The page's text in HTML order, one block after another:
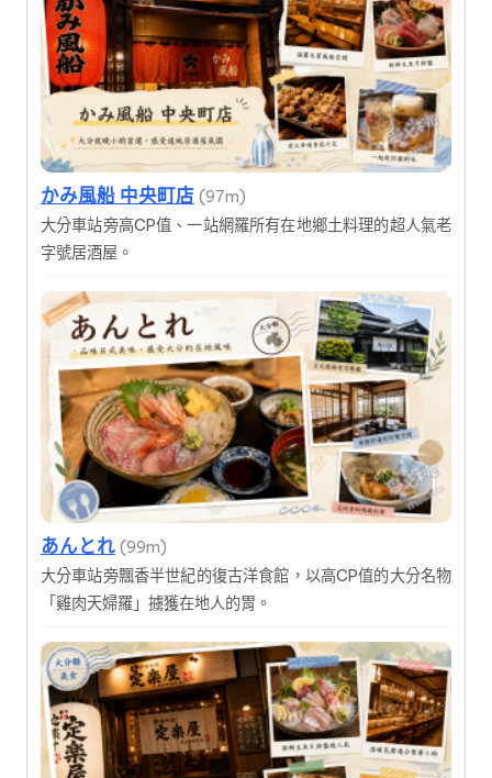
かみ風船 中央町店 (97m)
大分車站旁高CP值、一站網羅所有在地鄉土料理的超人氣老
字號居酒屋。
あんとれ (99m)
大分車站旁飄香半世紀的復古洋食館，以高CP值的大分名物
「雞肉天婦羅」擄獲在地人的胃。